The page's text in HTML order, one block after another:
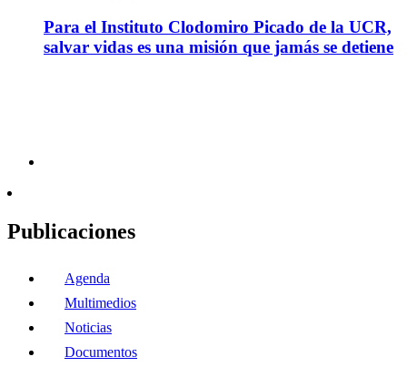
Para el Instituto Clodomiro Picado de la UCR,
salvar vidas es una misión que jamás se detiene
Publicaciones
Agenda
Multimedios
Noticias
Documentos